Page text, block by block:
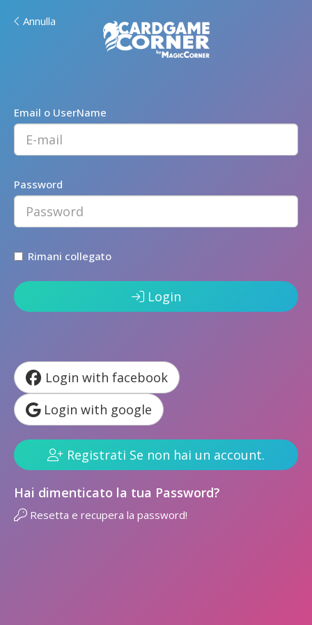
Annulla
Email o UserName
Password
Rimani collegato
Login
Login with facebook
Login with google
Registrati Se non hai un account.
Hai dimenticato la tua Password?
Resetta e recupera la password!